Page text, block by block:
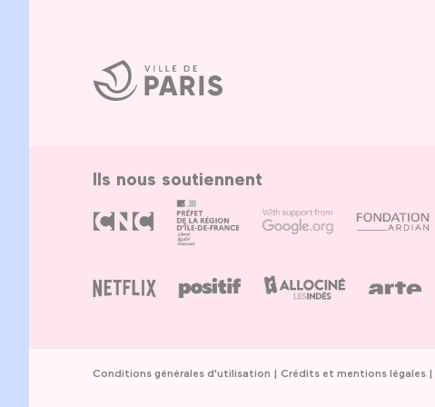
Ville
de
Paris
Ils nous soutiennent
Conditions générales d'utilisation Crédits et mentions légales